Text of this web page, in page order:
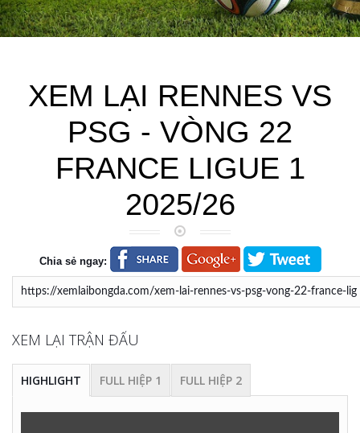
XEM LẠI RENNES VS
PSG - VÒNG 22
FRANCE LIGUE 1
2025/26
Chia sẻ ngay:
XEM LẠI TRẬN ĐẤU
HIGHLIGHT FULL HIỆP 1 FULL HIỆP 2